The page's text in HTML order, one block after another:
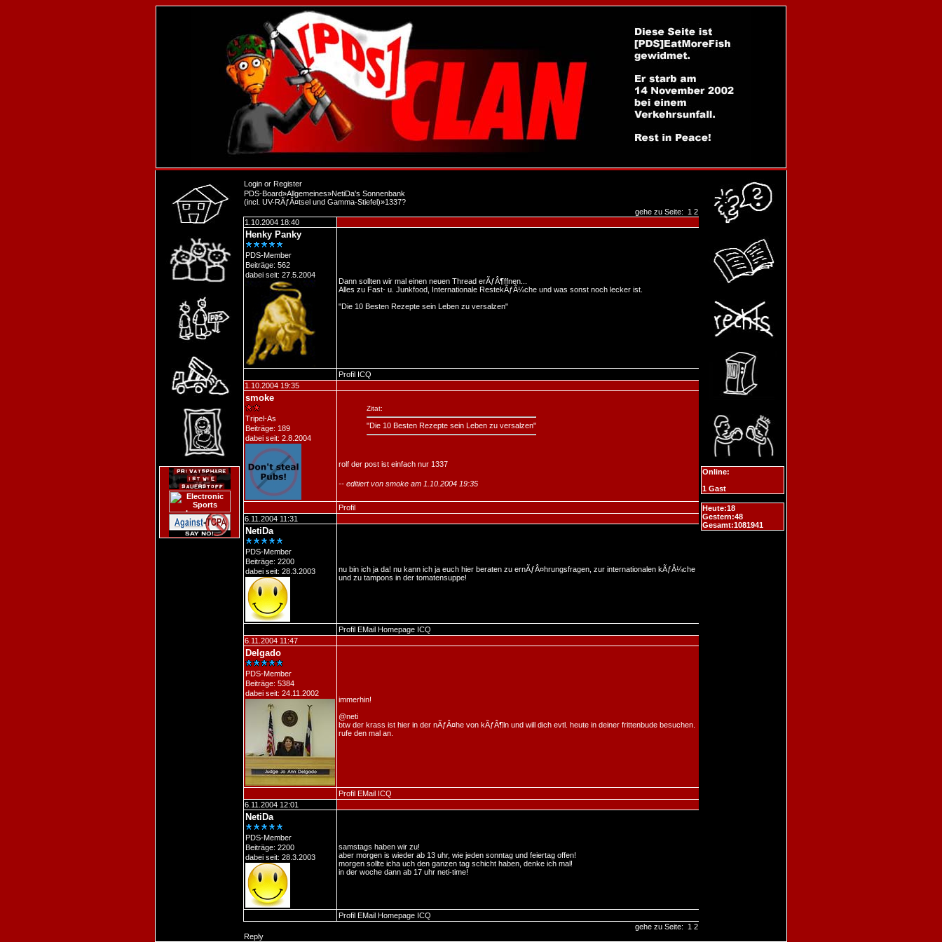
Login or Register
PDS-Board»Allgemeines»NetiDa's Sonnenbank
(incl. UV-RÃƒÂ¤tsel und Gamma-Stiefel)»1337?
gehe zu Seite: 1 2
1.10.2004 18:40
Henky Panky
PDS-Member
Beiträge: 562
dabei seit: 27.5.2004
Dann sollten wir mal einen neuen Thread erÃƒÂ¶ffnen...
Alles zu Fast- u. Junkfood, Internationale RestekÃƒÂ¼che und was sonst noch lecker ist.
"Die 10 Besten Rezepte sein Leben zu versalzen"
Profil ICQ
1.10.2004 19:35
smoke
Tripel-As
Beiträge: 189
dabei seit: 2.8.2004
Zitat:
"Die 10 Besten Rezepte sein Leben zu versalzen"
rolf der post ist einfach nur 1337
-- editiert von smoke am 1.10.2004 19:35
Profil
6.11.2004 11:31
NetiDa
PDS-Member
Beiträge: 2200
dabei seit: 28.3.2003
nu bin ich ja da! nu kann ich ja euch hier beraten zu ernÃƒÂ¤hrungsfragen, zur internationalen kÃƒÂ¼che
und zu tampons in der tomatensuppe!
Profil EMail Homepage ICQ
6.11.2004 11:47
Delgado
PDS-Member
Beiträge: 5384
dabei seit: 24.11.2002
immerhin!
@neti
btw der krass ist hier in der nÃƒÂ¤he von kÃƒÂ¶ln und will dich evtl. heute in deiner frittenbude besuchen.
rufe den mal an.
Profil EMail ICQ
6.11.2004 12:01
NetiDa
PDS-Member
Beiträge: 2200
dabei seit: 28.3.2003
samstags haben wir zu!
aber morgen is wieder ab 13 uhr, wie jeden sonntag und feiertag offen!
morgen sollte icha uch den ganzen tag schicht haben, denke ich mal!
in der woche dann ab 17 uhr neti-time!
Profil EMail Homepage ICQ
gehe zu Seite: 1 2
Reply
Online:
1 Gast
Heute:18
Gestern:48
Gesamt:1081941